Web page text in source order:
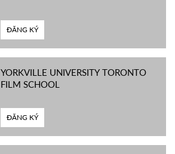
ĐĂNG KÝ
YORKVILLE UNIVERSITY TORONTO
FILM SCHOOL
ĐĂNG KÝ